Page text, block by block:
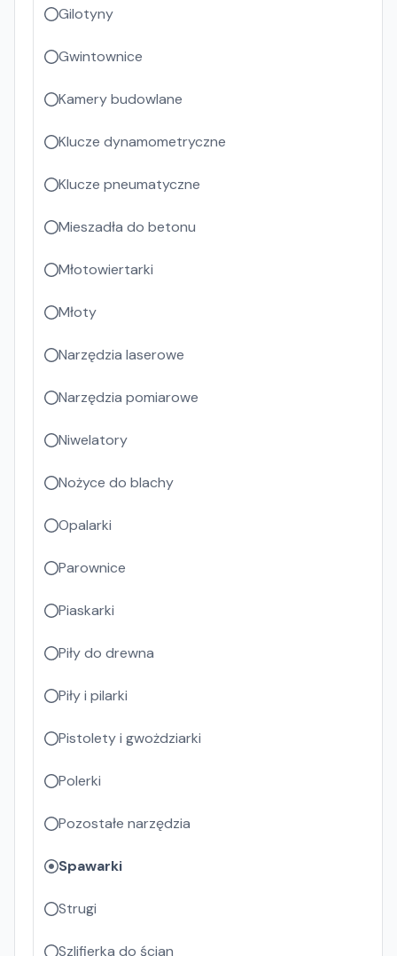
Gilotyny
Gwintownice
Kamery budowlane
Klucze dynamometryczne
Klucze pneumatyczne
Mieszadła do betonu
Młotowiertarki
Młoty
Narzędzia laserowe
Narzędzia pomiarowe
Niwelatory
Nożyce do blachy
Opalarki
Parownice
Piaskarki
Piły do drewna
Piły i pilarki
Pistolety i gwożdziarki
Polerki
Pozostałe narzędzia
Spawarki
Strugi
Szlifierka do ścian